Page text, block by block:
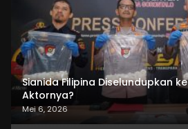
Sianida Filipina Diselundupkan
Aktornya?
Mei 6, 2026